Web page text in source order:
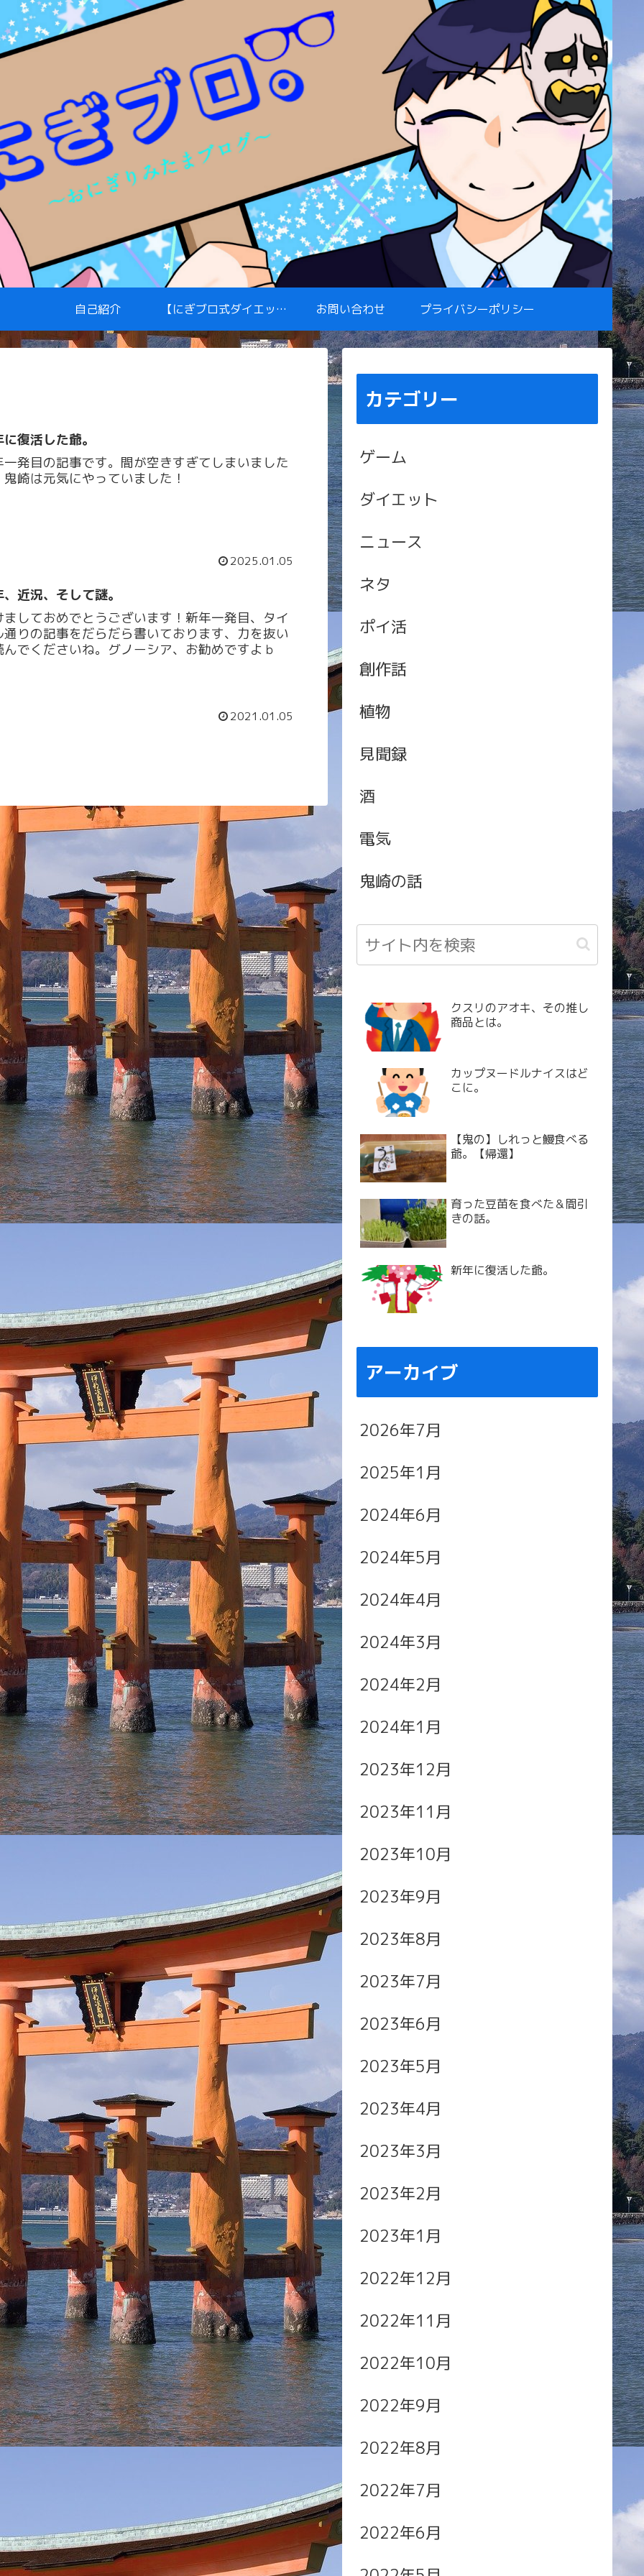
自己紹介 【にぎブロ式ダイエット】 お問い合わせ プライバシーポリシー
復活した爺。
一発目の記事です。間が空きすぎてしまいました
鬼崎は元気にやっていました！
2025.01.05
近況、そして謎。
ましておめでとうございます！新年一発目、タイ
通りの記事をだらだら書いております、力を抜い
んでくださいね。グノーシア、お勧めですよｂ
2021.01.05
カテゴリー
ゲーム
ダイエット
ニュース
ネタ
ポイ活
創作話
植物
見聞録
酒
電気
鬼崎の話
クスリのアオキ、その推し
商品とは。
カップヌードルナイスはど
こに。
【鬼の】しれっと鰻食べる
爺。【帰還】
育った豆苗を食べた＆間引
きの話。
新年に復活した爺。
アーカイブ
2026年7月
2025年1月
2024年6月
2024年5月
2024年4月
2024年3月
2024年2月
2024年1月
2023年12月
2023年11月
2023年10月
2023年9月
2023年8月
2023年7月
2023年6月
2023年5月
2023年4月
2023年3月
2023年2月
2023年1月
2022年12月
2022年11月
2022年10月
2022年9月
2022年8月
2022年7月
2022年6月